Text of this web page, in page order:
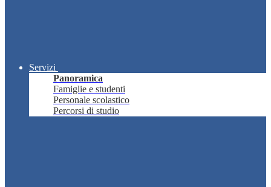
Servizi
Panoramica
Famiglie e studenti
Personale scolastico
Percorsi di studio